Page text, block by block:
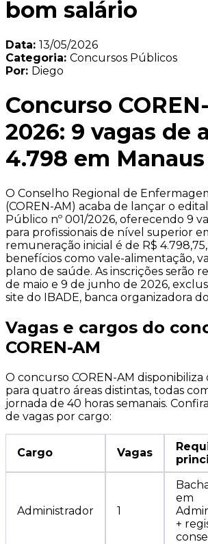
bom salário
Data: 13/05/2026
Categoria: Concursos Públicos
Por: Diego
Concurso
2026: 9 vagas de
4.798 em Manaus
O Conselho Regional de
(COREN-AM) acaba de lançar o
Público nº 001/2026, oferecendo 9
para profissionais de nível superior
remuneração inicial é de R$
benefícios como vale-alimentação,
plano de saúde. As inscrições serão
de maio e 9 de junho de 2026,
site do IBADE, banca organizadora
Vagas e cargos do
COREN-AM
O concurso COREN-AM
para quatro áreas distintas, todas
jornada de 40 horas semanais.
de vagas por cargo:
Cargo Vagas
Administrador 1
em
+